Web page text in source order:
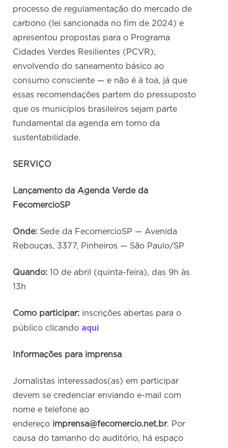
processo de regulamentação do mercado de
carbono (lei sancionada no fim de 2024) e
apresentou propostas para o Programa
Cidades Verdes Resilientes (PCVR),
envolvendo do saneamento básico ao
consumo consciente — e não é à toa, já que
essas recomendações partem do pressuposto
que os municípios brasileiros sejam parte
fundamental da agenda em torno da
sustentabilidade.
SERVIÇO
Lançamento da Agenda Verde da
FecomercioSP
Onde: Sede da FecomercioSP — Avenida
Rebouças, 3377, Pinheiros — São Paulo/SP
Quando: 10 de abril (quinta-feira), das 9h às
13h
Como participar: inscrições abertas para o
público clicando aqui
Informações para imprensa
Jornalistas interessados(as) em participar
devem se credenciar enviando e-mail com
nome e telefone ao
endereço imprensa@fecomercio.net.br. Por
causa do tamanho do auditório, há espaço